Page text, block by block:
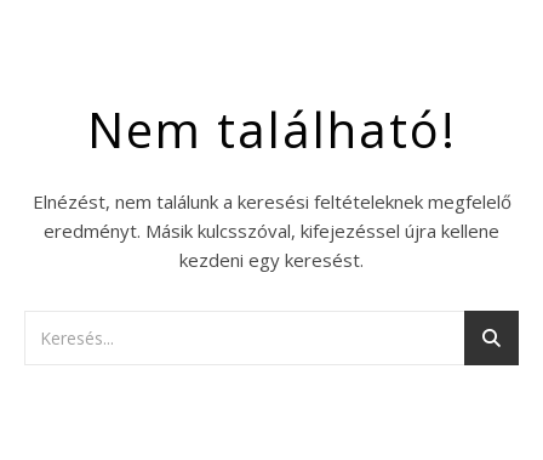
Nem található!
Elnézést, nem találunk a keresési feltételeknek megfelelő
eredményt. Másik kulcsszóval, kifejezéssel újra kellene
kezdeni egy keresést.